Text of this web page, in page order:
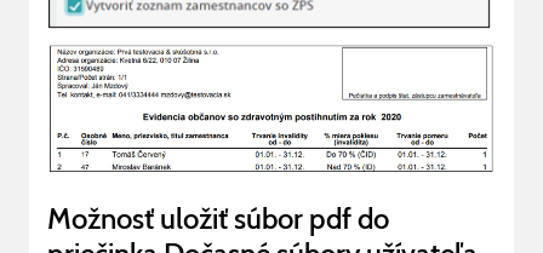
Možnosť uložiť súbor pdf do